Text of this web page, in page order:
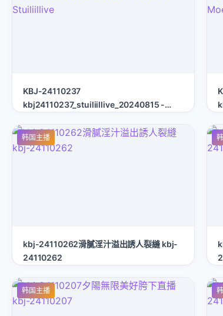
KBJ-24110237
kbj24110237_stuiliillive_20240815 -
韩国主播
kbj-24110262滑膩淫汁溢出誘人裂縫 kbj-
24110262
韩国主播